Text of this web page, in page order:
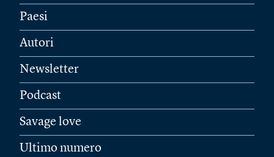
Paesi
Autori
Newsletter
Podcast
Savage love
Ultimo numero